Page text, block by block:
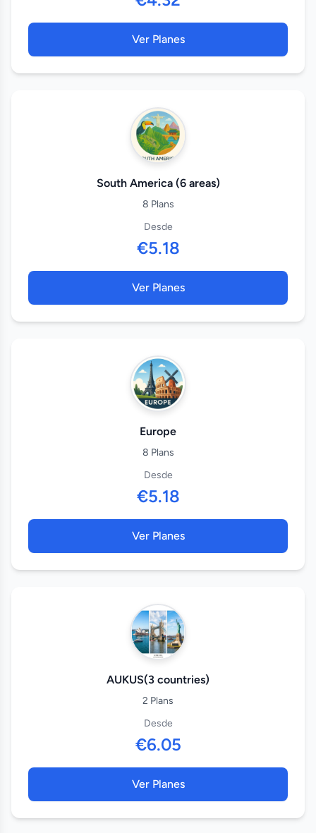
Ver Planes
South America (6 areas)
8 Plans
Desde
€5.18
Ver Planes
Europe
8 Plans
Desde
€5.18
Ver Planes
AUKUS(3 countries)
2 Plans
Desde
€6.05
Ver Planes